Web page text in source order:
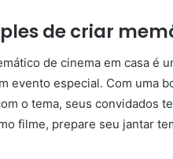
de criar
de cinema em casa é
evento especial. Com uma
o tema, seus convidados
filme, prepare seu jantar